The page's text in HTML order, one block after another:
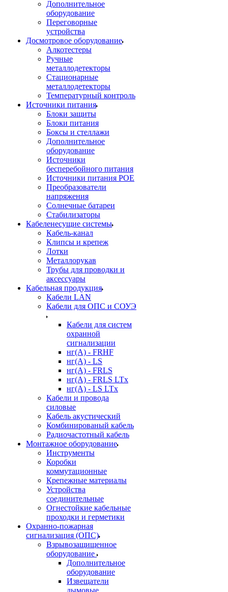
Дополнительное
оборудование
Переговорные
устройства
Досмотровое оборудование
Алкотестеры
Ручные
металлодетекторы
Стационарные
металлодетекторы
Температурный контроль
Источники питания
Блоки защиты
Блоки питания
Боксы и стеллажи
Дополнительное
оборудование
Источники
бесперебойного питания
Источники питания POE
Преобразователи
напряжения
Солнечные батареи
Стабилизаторы
Кабеленесущие системы
Кабель-канал
Клипсы и крепеж
Лотки
Металлорукав
Трубы для проводки и
аксессуары
Кабельная продукция
Кабели LAN
Кабели для ОПС и СОУЭ
Кабели для систем
охранной
сигнализации
нг(A) - FRHF
нг(A) - LS
нг(А) - FRLS
нг(А) - FRLS LTx
нг(А) - LS LTx
Кабели и провода
силовые
Кабель акустический
Комбинированый кабель
Радиочастотный кабель
Монтажное оборудование
Инструменты
Коробки
коммутационные
Крепежные материалы
Устройства
соединительные
Огнестойкие кабельные
проходки и герметики
Охранно-пожарная
сигнализация (ОПС)
Взрывозащищенное
оборудование
Дополнительное
оборудование
Извещатели
дымовые